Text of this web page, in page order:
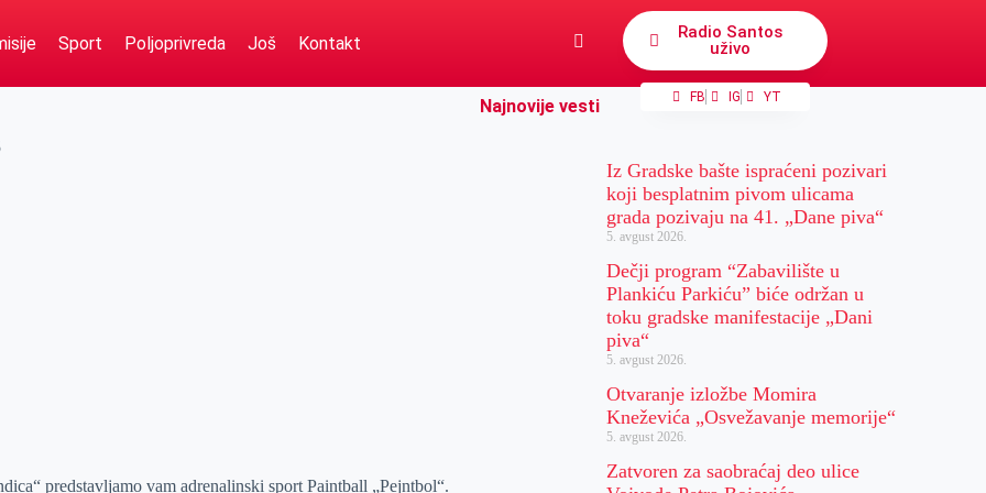
Sport Poljoprivreda Još Kontakt
Radio Santos
uživo
FB IG YT
predstavljamo vam adrenalinski sport Paintball „Pejntbol“.
Najnovije vesti
Iz Gradske bašte ispraćeni pozivari
koji besplatnim pivom ulicama
grada pozivaju na 41. „Dane piva“
5. avgust 2026.
Dečji program “Zabavilište u
Plankiću Parkiću” biće održan u
toku gradske manifestacije „Dani
piva“
5. avgust 2026.
Otvaranje izložbe Momira
Kneževića „Osvežavanje memorije“
5. avgust 2026.
Zatvoren za saobraćaj deo ulice